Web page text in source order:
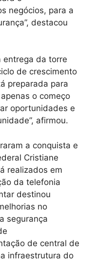
negócios, para a
destacou
entrega da torre
de crescimento
preparada para
o começo
oportunidades e
afirmou.
a conquista e
Cristiane
realizados em
da telefonia
destinou
no
segurança
de central de
infraestrutura do